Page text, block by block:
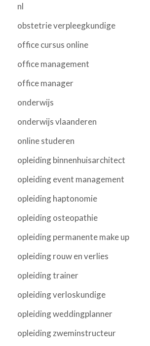
nl
obstetrie verpleegkundige
office cursus online
office management
office manager
onderwijs
onderwijs vlaanderen
online studeren
opleiding binnenhuisarchitect
opleiding event management
opleiding haptonomie
opleiding osteopathie
opleiding permanente make up
opleiding rouw en verlies
opleiding trainer
opleiding verloskundige
opleiding weddingplanner
opleiding zweminstructeur